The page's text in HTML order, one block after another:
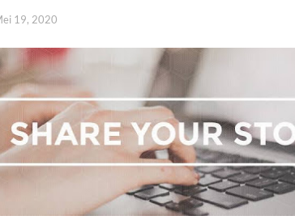
19, 2020